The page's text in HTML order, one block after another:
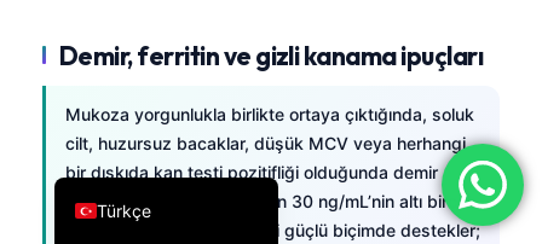
Demir, ferritin ve gizli kanama ipuçları
Mukoza yorgunlukla birlikte ortaya çıktığında, soluk
cilt, huzursuz bacaklar, düşük MCV veya herhangi
bir dışkıda kan testi pozitifliği olduğunda demir
çalışmaları önemlidir. Ferritin 30 ng/mL’nin altı birçok
yetişkinde demir eksikliğini güçlü biçimde destekler;
Türkçe
English
Deutsch
Français